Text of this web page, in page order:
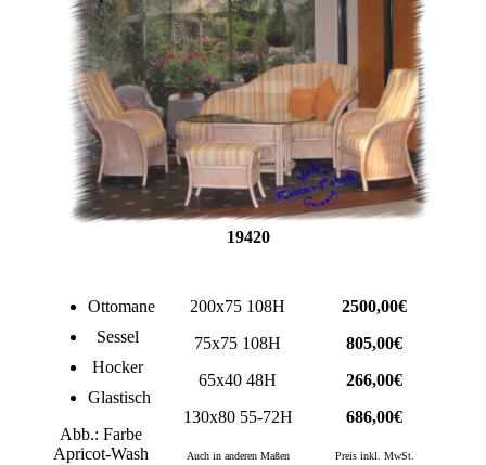
19420
Ottomane
Sessel
Hocker
Glastisch
Abb.: Farbe
Apricot-Wash
200x75 108H
75x75 108H
65x40 48H
130x80 55-72H
Auch in anderen Maßen
2500,00€
805,00€
266,00€
686,00€
Preis inkl. MwSt.